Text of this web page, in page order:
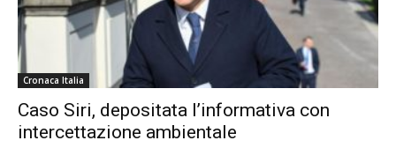
Cronaca Italia
Caso Siri, depositata lʼinformativa con
intercettazione ambientale